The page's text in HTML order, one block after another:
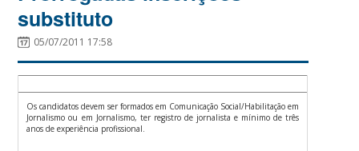
substituto
05/07/2011 17:58
Os candidatos devem ser formados em Comunicação Social/Habilitação em
Jornalismo ou em Jornalismo, ter registro de jornalista e mínimo de três
anos de experiência profissional.